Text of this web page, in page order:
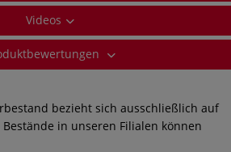
Videos
bezieht sich ausschließlich auf
in unseren Filialen können